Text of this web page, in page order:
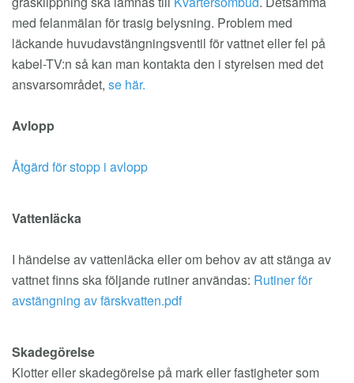
med felanmälan för trasig belysning. Problem med
läckande huvudavstängningsventil för vattnet eller fel på
kabel-TV:n så kan man kontakta den i styrelsen med det
ansvarsområdet, se här.
Avlopp
Åtgärd för stopp i avlopp
Vattenläcka
I händelse av vattenläcka eller om behov av att stänga av
vattnet finns ska följande rutiner användas: Rutiner för
avstängning av färskvatten.pdf
Skadegörelse
Klotter eller skadegörelse på mark eller fastigheter som